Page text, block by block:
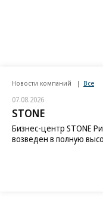
Новости компаний Все
07.08.2026
STONE
Бизнес-центр STONE
возведен в полную